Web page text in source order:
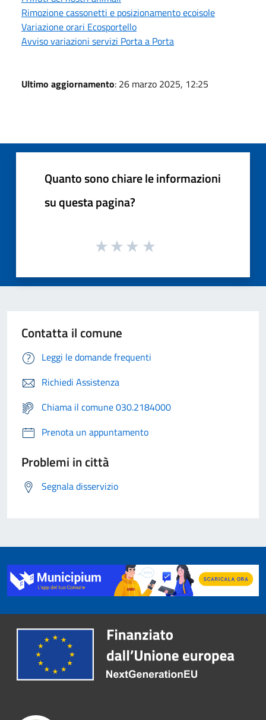
Rimozione cassonetti e posizionamento ecoisole
Variazione orari Ecosportello
Avviso variazioni servizi Porta a Porta
Ultimo aggiornamento: 26 marzo 2025, 12:25
Quanto sono chiare le informazioni
su questa pagina?
Contatta il comune
Leggi le domande frequenti
Richiedi Assistenza
Chiama il comune 030.2184000
Prenota un appuntamento
Problemi in città
Segnala disservizio